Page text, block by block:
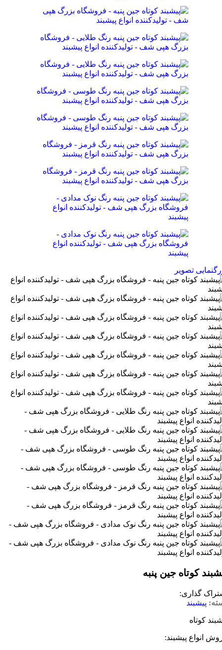
تصویر
کوتاه جین پنبه
گذاری:
پیشبند
کوتاه
انواع پیشبند: